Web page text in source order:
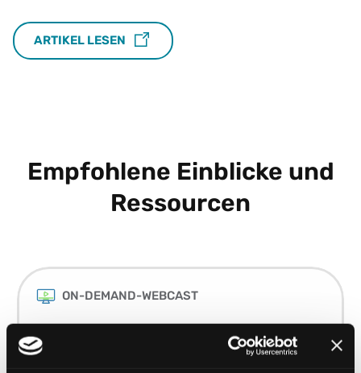
ARTIKEL LESEN
Empfohlene Einblicke und
Ressourcen
ON-DEMAND-WEBCAST
Steuern direkt an der Quelle korrekt
erfassen: So verbessern Sie die